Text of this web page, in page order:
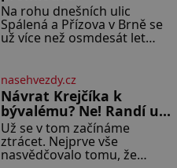
kilometrů! Ohromně na tom
zbohatnou… Podnikavého
ducha zdědí bratři Kleinové
na Jesenicku
Na rohu dnešních ulic
Spálená a Přízova v Brně se
už více než osmdesát let
tuší, že právě zde stála
jedna z největších synagog v
českých zemích –
monumentální stavba, která
byla po desetiletí symbolem
sebevědomé a prosperující
židovské komunity.
nasehvezdy.cz
Návrat Krejčíka k
bývalému? Ne! Randí už
s jiným!
Už se v tom začínáme
ztrácet. Nejprve vše
nasvědčovalo tomu, že